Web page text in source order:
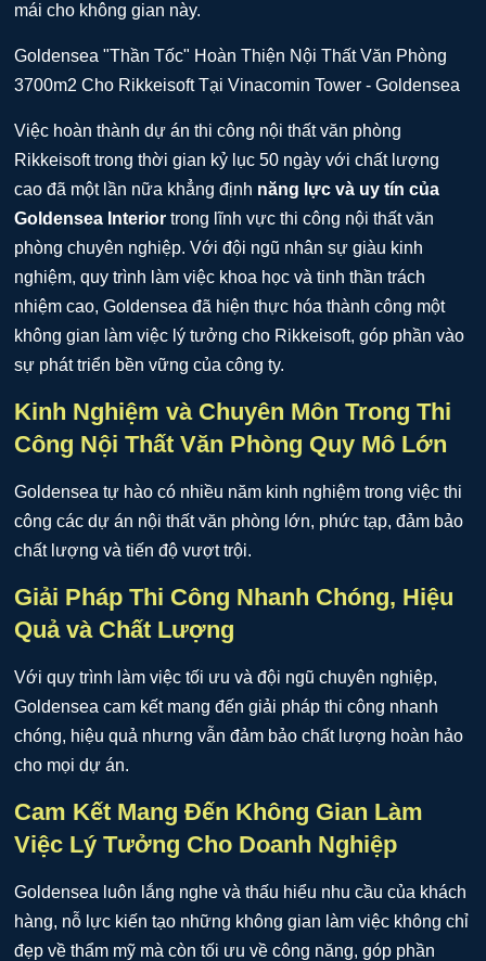
mái cho không gian này.
Việc hoàn thành dự án thi công nội thất văn phòng
Rikkeisoft trong thời gian kỷ lục 50 ngày với chất lượng
cao đã một lần nữa khẳng định năng lực và uy tín của
Goldensea Interior trong lĩnh vực thi công nội thất văn
phòng chuyên nghiệp. Với đội ngũ nhân sự giàu kinh
nghiệm, quy trình làm việc khoa học và tinh thần trách
nhiệm cao, Goldensea đã hiện thực hóa thành công một
không gian làm việc lý tưởng cho Rikkeisoft, góp phần vào
sự phát triển bền vững của công ty.
Kinh Nghiệm và Chuyên Môn Trong Thi
Công Nội Thất Văn Phòng Quy Mô Lớn
Goldensea tự hào có nhiều năm kinh nghiệm trong việc thi
công các dự án nội thất văn phòng lớn, phức tạp, đảm bảo
chất lượng và tiến độ vượt trội.
Giải Pháp Thi Công Nhanh Chóng, Hiệu
Quả và Chất Lượng
Với quy trình làm việc tối ưu và đội ngũ chuyên nghiệp,
Goldensea cam kết mang đến giải pháp thi công nhanh
chóng, hiệu quả nhưng vẫn đảm bảo chất lượng hoàn hảo
cho mọi dự án.
Cam Kết Mang Đến Không Gian Làm
Việc Lý Tưởng Cho Doanh Nghiệp
Goldensea luôn lắng nghe và thấu hiểu nhu cầu của khách
hàng, nỗ lực kiến tạo những không gian làm việc không chỉ
đẹp về thẩm mỹ mà còn tối ưu về công năng, góp phần